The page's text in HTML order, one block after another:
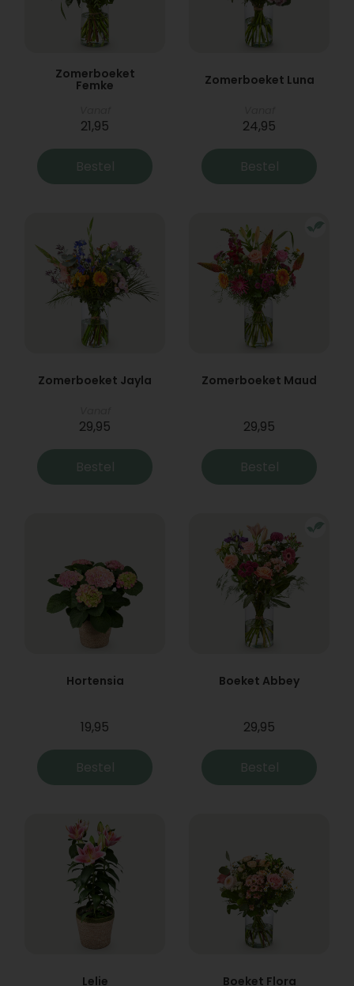
Zomerboeket
Femke
21,95
Bestel
Zomerboeket Luna
24,95
Bestel
Zomerboeket Jayla
29,95
Bestel
Zomerboeket Maud
29,95
Bestel
Hortensia
19,95
Bestel
Boeket Abbey
29,95
Bestel
Lelie Boeket Flora